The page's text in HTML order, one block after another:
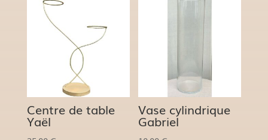
Centre de table
Yaël
Vase cylindrique
Gabriel